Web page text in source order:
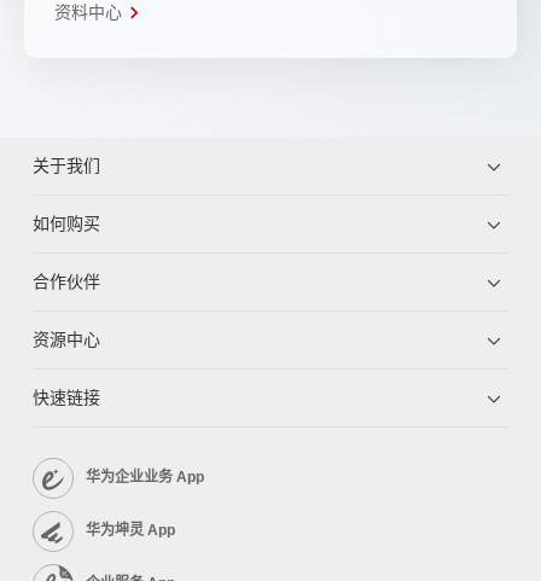
资料中心
关于我们
如何购买
合作伙伴
资源中心
快速链接
华为企业业务 App
华为坤灵 App